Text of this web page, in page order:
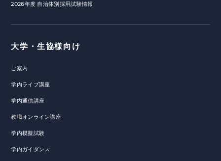
2026年度 自治体別採用試験情報
大学・生協様向け
ご案内
学内ライブ講座
学内通信講座
教職オンライン講座
学内模擬試験
学内ガイダンス